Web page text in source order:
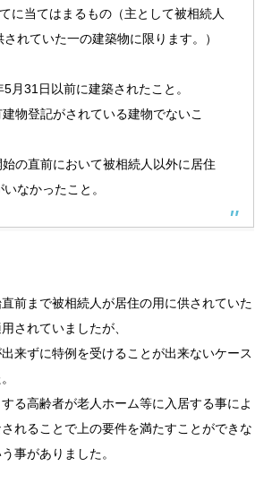
に当てはまるもの（主として被相続人
れていた一の建築物に限ります。）
31日以前に建築されたこと。
物登記がされている建物でないこ
の直前において被相続人以外に居住
なかったこと。
前まで被相続人が居住の用に供されていた
されていましたが、
来ずに特例を受けることが出来ないケース
る高齢者が老人ホーム等に入居する事によ
れることで上の要件を満たすことができな
事がありました。